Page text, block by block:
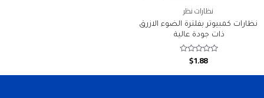
نظارات نظر
نظارات كمبيوتر بفلترة الضوء الازرق
ذات جودة عالية
Rated
$1.88